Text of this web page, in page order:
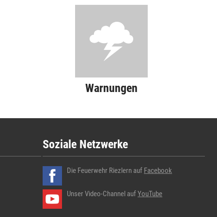
Warnungen
Soziale Netzwerke
Die Feuerwehr Riezlern auf Facebook
Unser Video-Channel aufYouTube